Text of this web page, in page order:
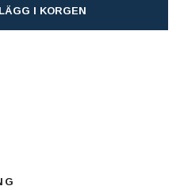
LÄGG I KORGEN